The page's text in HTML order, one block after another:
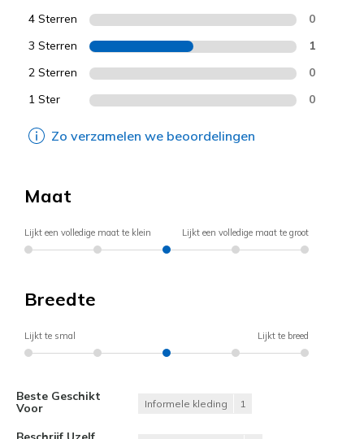
4 Sterren 0
3 Sterren 1
2 Sterren 0
1 Ster 0
Zo verzamelen we beoordelingen
Maat
Lijkt een volledige maat te klein Lijkt een volledige maat te groot
Breedte
Lijkt te smal Lijkt te breed
Beste Geschikt
Voor
Informele kleding 1
Beschrijf Uzelf